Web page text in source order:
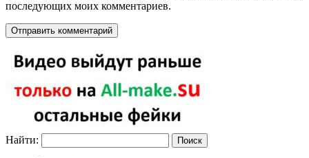
последующих моих комментариев.
Найти: